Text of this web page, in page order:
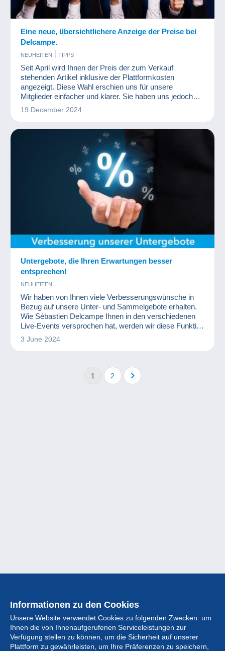
Eine neue, übersichtlichere Anzeige der Preise bei
Delcampe.
NEUHEITEN TIPPS
Seit April wird Ihnen der Preis der zum Verkauf
stehenden Artikel inklusive der Plattformkosten
angezeigt. Diese Wahl erschien uns für unsere
Mitglieder einfacher und klarer. Sie haben uns jedoch
mitgeteilt, dass diese Anzeige inklusive Plattformkosten
geführt hat. Und zwar insbesondere bei Untergeboten
19 December 2024
Untergebote, die Ihren Erwartungen besser
entsprechen!
NEUHEITEN
Wir haben von Ihnen viele Verbesserungswünsche in
Bezug auf unsere Unter- und Sammelgebote erhalten.
Wie Sébastien Delcampe Ihnen in den verschiedenen
Live-Events versprochen hat, werden wir diese Funktion
in Zukunft deutlich verbessern.
3 June 2024
1 2
Informationen zu den Cookies
Unsere Website verwendet Cookies zu folgenden Zwecken: um
Ihnen die von Ihnenaufgerufenen Serviceleistungen zur
Verfügung stellen zu können, um die Sicherheit auf unserer
Plattform zu gewährleisten, um Ihre Präferenzen zu speichern,